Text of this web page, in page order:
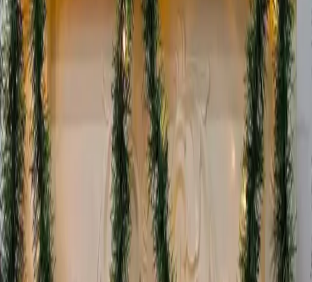
Malzeme kalitesi sayesinde ürün sert ve dayanıklıdır. Pili takma
bölmesi kullanımı kolay ve güvenli hale getirilmiştir. Ancak bazı
kullanıcılar ışıkların çalışmaması veya bozuk gelmesi gibi sorunlar
bildirmiştir. Bu durum ürünün seri üretim sürecinde yaşanmış
olabilecek teknik problemleri işaret eder.
Müşteri Geri Bildirimleri ve Değerlendirmeler
Ürünün genel değerlendirme puanı 4.3 olup kullanıcıların büyük
çoğunluğu malzeme kalitesi ve görsel etkileyiciliği üzerinde olumlu
görüşler bildirmiştir. Özellikle çam dalının gerçekçi ve kalın yapısı
ürünün tercih edilmesinde önemli bir rol oynar. Pilli ve LED
teknolojisinin avantajları enerji tasarrufu ve pratik kullanım
açısından öne çıkar.
Ancak bazı müşteriler ışıkların çalışmaması bozuk gelmesi veya kısa
ömürlü olması gibi olumsuz geri bildirimlerde bulunmuştur. Bu
ürünün kalite kontrol süreçlerindeki eksikliklere işaret edebilir ve
alıcıların dikkatli olması gerektiğini gösterir.
Kullanım Alanları ve Dekorasyon Önerileri